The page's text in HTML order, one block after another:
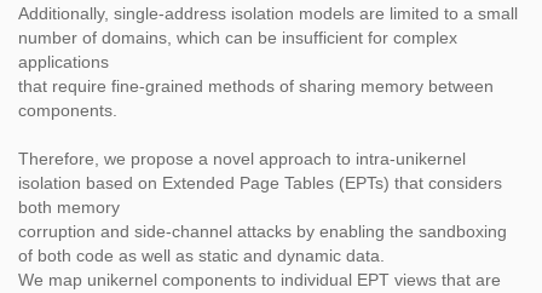
Additionally, single-address isolation models are limited to a small
number of domains, which can be insufficient for complex
applications
that require fine-grained methods of sharing memory between
components.
Therefore, we propose a novel approach to intra-unikernel
isolation based on Extended Page Tables (EPTs) that considers
both memory
corruption and side-channel attacks by enabling the sandboxing
of both code as well as static and dynamic data.
We map unikernel components to individual EPT views that are